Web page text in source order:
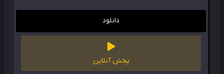
دانلود
پخش آنلاین